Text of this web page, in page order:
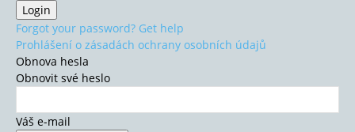
Forgot your password? Get help
Prohlášení o zásadách ochrany osobních údajů
Obnova hesla
Obnovit své heslo
Váš e-mail